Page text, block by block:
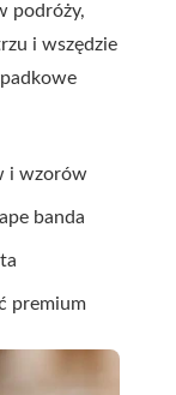
podróży,
i wszędzie
i wzorów
banda
premium